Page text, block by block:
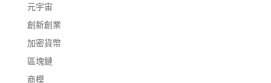
元宇宙
創新創業
加密貨幣
區塊鏈
商模